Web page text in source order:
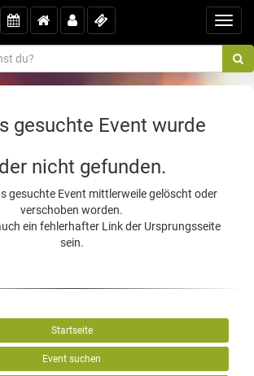
gesuchte Event wurde
nicht gefunden.
gesuchte Event mittlerweile gelöscht oder
verschoben worden.
ein fehlerhafter Link der Ursprungsseite
sein.
Startseite
Event suchen